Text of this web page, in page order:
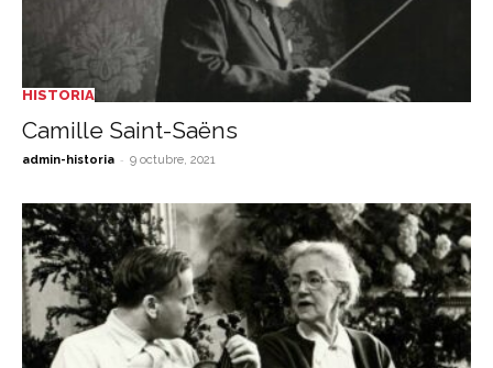
HISTORIA
Camille Saint-Saëns
admin-historia - 9 octubre, 2021